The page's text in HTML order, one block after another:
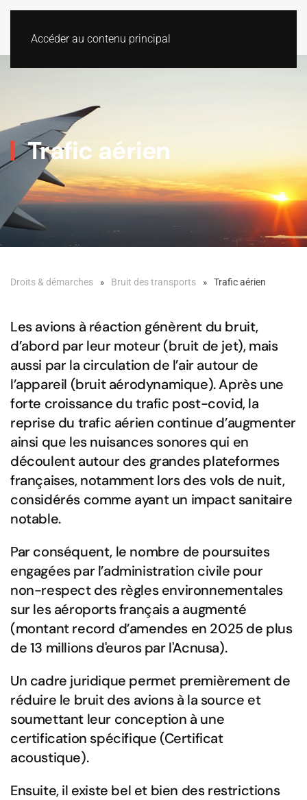
Accéder au contenu principal
Trafic aérien
Droits & démarches Bruit des transports Trafic aérien
Les avions à réaction génèrent du bruit,
d’abord par leur moteur (bruit de jet), mais
aussi par la circulation de l’air autour de
l’appareil (bruit aérodynamique). Après une
forte croissance du trafic post-covid, la
reprise du trafic aérien continue d’augmenter
ainsi que les nuisances sonores qui en
découlent autour des grandes plateformes
françaises, notamment lors des vols de nuit,
considérés comme ayant un impact sanitaire
notable.
Par conséquent, le nombre de poursuites
engagées par l’administration civile pour
non-respect des règles environnementales
sur les aéroports français a augmenté
(montant record d’amendes en 2025 de plus
de 13 millions d'euros par l'Acnusa).
Un cadre juridique permet premièrement de
réduire le bruit des avions à la source et
soumettant leur conception à une
certification spécifique (Certificat
acoustique).
Ensuite, il existe bel et bien des restrictions